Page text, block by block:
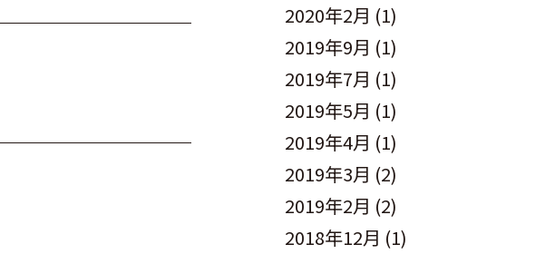
2020年2月 (1)
2019年9月 (1)
2019年7月 (1)
2019年5月 (1)
2019年4月 (1)
2019年3月 (2)
2019年2月 (2)
2018年12月 (1)